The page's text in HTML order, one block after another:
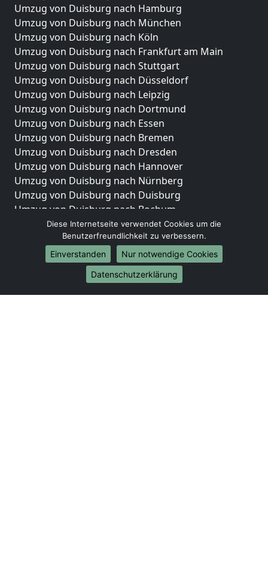
Umzug von Duisburg nach Hamburg
Umzug von Duisburg nach München
Umzug von Duisburg nach Köln
Umzug von Duisburg nach Frankfurt am Main
Umzug von Duisburg nach Stuttgart
Umzug von Duisburg nach Düsseldorf
Umzug von Duisburg nach Leipzig
Umzug von Duisburg nach Dortmund
Umzug von Duisburg nach Essen
Umzug von Duisburg nach Bremen
Umzug von Duisburg nach Dresden
Umzug von Duisburg nach Hannover
Umzug von Duisburg nach Nürnberg
Umzug von Duisburg nach Duisburg
Umzug von Duisburg nach Bochum
Umzug von Duisburg nach Wuppertal
Umzug von Duisburg nach Bielefeld
Umzug von Duisburg nach Bonn
Umzug von Duisburg nach Münster
Diese Internetseite verwendet Cookies um die
Benutzerfreundlichkeit zu verbessern.
Einverstanden
Nur notwendige Cookies
Datenschutzerklärung